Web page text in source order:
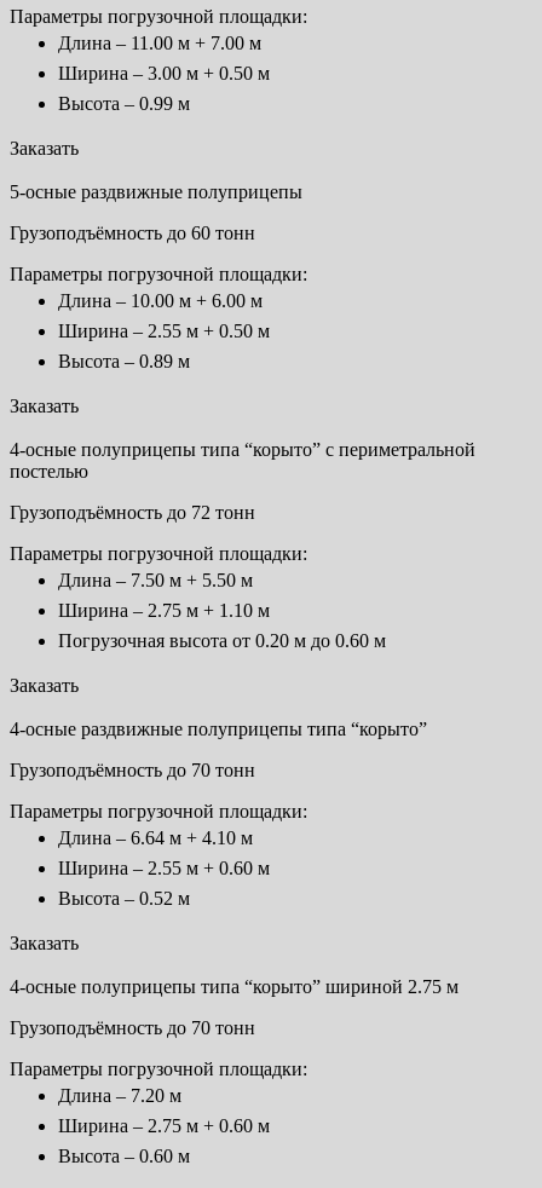
Параметры погрузочной площадки:
Длина – 11.00 м + 7.00 м
Ширина – 3.00 м + 0.50 м
Высота – 0.99 м
Заказать
5-осные раздвижные полуприцепы
Грузоподъёмность до 60 тонн
Параметры погрузочной площадки:
Длина – 10.00 м + 6.00 м
Ширина – 2.55 м + 0.50 м
Высота – 0.89 м
Заказать
4-осные полуприцепы типа “корыто” с периметральной
постелью
Грузоподъёмность до 72 тонн
Параметры погрузочной площадки:
Длина – 7.50 м + 5.50 м
Ширина – 2.75 м + 1.10 м
Погрузочная высота от 0.20 м до 0.60 м
Заказать
4-осные раздвижные полуприцепы типа “корыто”
Грузоподъёмность до 70 тонн
Параметры погрузочной площадки:
Длина – 6.64 м + 4.10 м
Ширина – 2.55 м + 0.60 м
Высота – 0.52 м
Заказать
4-осные полуприцепы типа “корыто” шириной 2.75 м
Грузоподъёмность до 70 тонн
Параметры погрузочной площадки:
Длина – 7.20 м
Ширина – 2.75 м + 0.60 м
Высота – 0.60 м